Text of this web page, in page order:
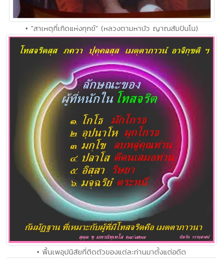
• "สาเหตุที่เกิดแห่งทุกข์" (หลวงตามหาบัว ญาณสัมปันโน)
• พื้นเพอุปนิสัยที่ติดตัวของแต่ละท่านมาตั้งแต่อดีต